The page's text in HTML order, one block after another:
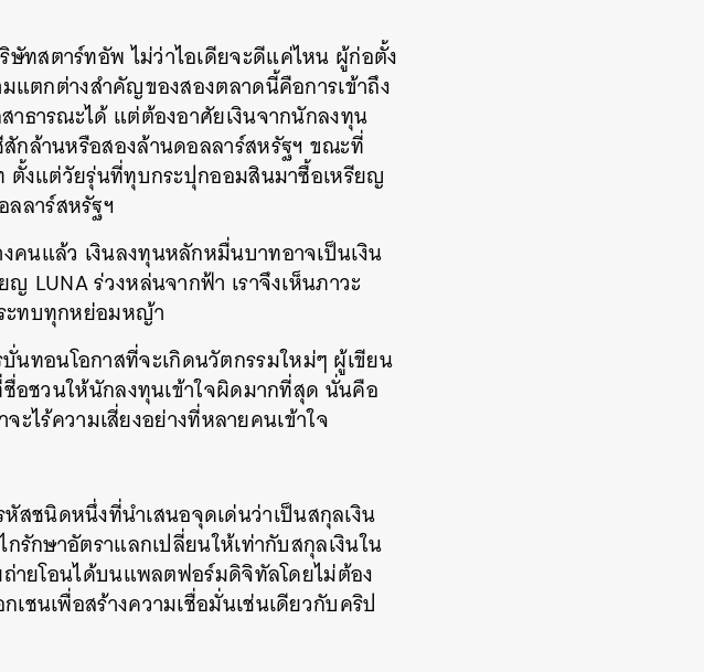
ษัทสตาร์ทอัพ ไม่ว่าไอเดียจะดีแค่ไหน ผู้ก่อตั้ง
แตกต่างสำคัญของสองตลาดนี้คือการเข้าถึง
ธารณะได้ แต่ต้องอาศัยเงินจากนักลงทุน
กล้านหรือสองล้านดอลลาร์สหรัฐฯ ขณะที่
ตั้งแต่วัยรุ่นที่ทุบกระปุกออมสินมาซื้อเหรียญ
ลาร์สหรัฐฯ
งคนแล้ว เงินลงทุนหลักหมื่นบาทอาจเป็นเงิน
LUNA ร่วงหล่นจากฟ้า เราจึงเห็นภาวะ
ะทบทุกหย่อมหญ้า
นทอนโอกาสที่จะเกิดนวัตกรรมใหม่ๆ ผู้เขียน
ชื่อชวนให้นักลงทุนเข้าใจผิดมากที่สุด นั่นคือ
ะไร้ความเสี่ยงอย่างที่หลายคนเข้าใจ
สชนิดหนึ่งที่นำเสนอจุดเด่นว่าเป็นสกุลเงิน
รักษาอัตราแลกเปลี่ยนให้เท่ากับสกุลเงินใน
ายโอนได้บนแพลตฟอร์มดิจิทัลโดยไม่ต้อง
ชนเพื่อสร้างความเชื่อมั่นเช่นเดียวกับคริป
EMAIL